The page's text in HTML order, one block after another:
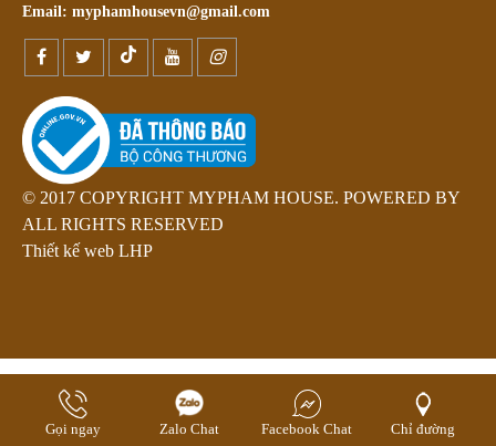
Email: myphamhousevn@gmail.com
© 2017 COPYRIGHT MYPHAM HOUSE. POWERED BY
ALL RIGHTS RESERVED
Thiết kế web LHP
Gọi ngay Zalo Chat Facebook Chat Chỉ đường